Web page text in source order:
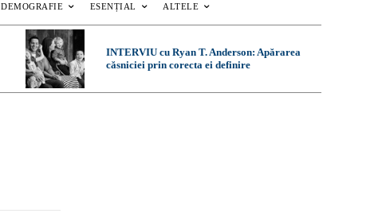
DEMOGRAFIE ESENȚIAL ALTELE
INTERVIU cu Ryan T. Anderson: Apărarea
căsniciei prin corecta ei definire